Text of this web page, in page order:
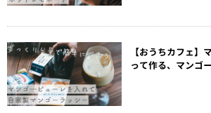
【おうちカフェ
って作る、マンゴ